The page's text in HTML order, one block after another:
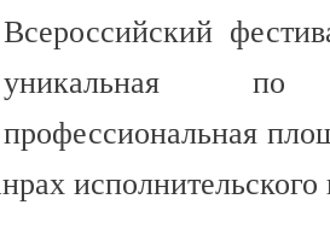
Всероссийский
уникальная
профессиональная
исполнительского